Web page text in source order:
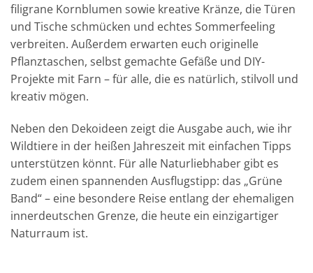
filigrane Kornblumen sowie kreative Kränze, die Türen
und Tische schmücken und echtes Sommerfeeling
verbreiten. Außerdem erwarten euch originelle
Pflanztaschen, selbst gemachte Gefäße und DIY-
Projekte mit Farn – für alle, die es natürlich, stilvoll und
kreativ mögen.
Neben den Dekoideen zeigt die Ausgabe auch, wie ihr
Wildtiere in der heißen Jahreszeit mit einfachen Tipps
unterstützen könnt. Für alle Naturliebhaber gibt es
zudem einen spannenden Ausflugstipp: das „Grüne
Band“ – eine besondere Reise entlang der ehemaligen
innerdeutschen Grenze, die heute ein einzigartiger
Naturraum ist.